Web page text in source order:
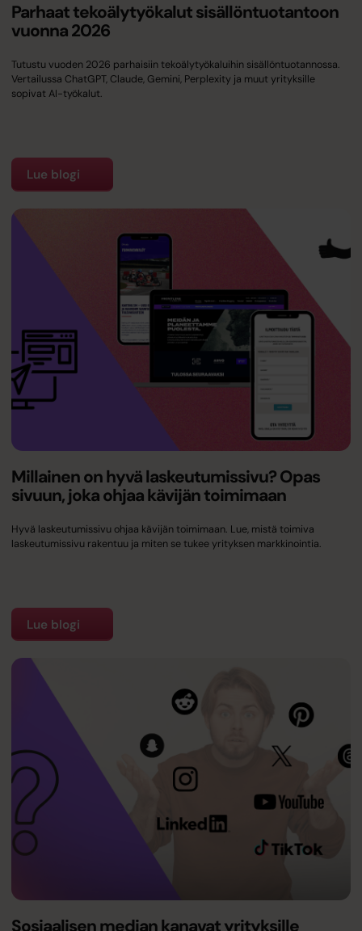
Parhaat tekoälytyökalut sisällöntuotantoon
vuonna 2026
Tutustu vuoden 2026 parhaisiin tekoälytyökaluihin sisällöntuotannossa.
Vertailussa ChatGPT, Claude, Gemini, Perplexity ja muut yrityksille
sopivat AI-työkalut.
Lue blogi
Millainen on hyvä laskeutumissivu? Opas
sivuun, joka ohjaa kävijän toimimaan
Hyvä laskeutumissivu ohjaa kävijän toimimaan. Lue, mistä toimiva
laskeutumissivu rakentuu ja miten se tukee yrityksen markkinointia.
Lue blogi
Sosiaalisen median kanavat yrityksille